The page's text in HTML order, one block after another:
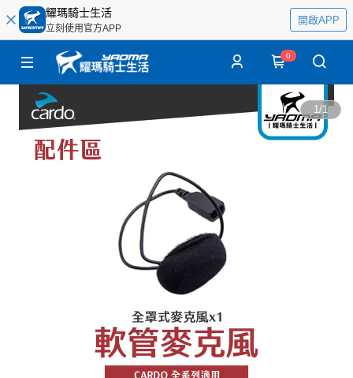
耀瑪騎士生活
立刻使用官方APP
開啟APP
0
1/1